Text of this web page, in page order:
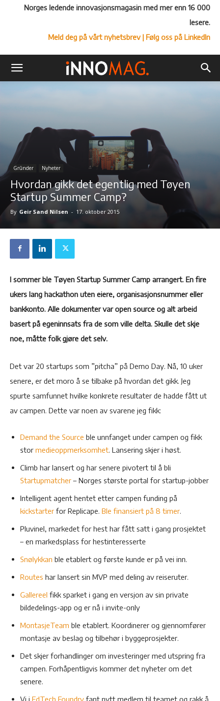
Norges ledende innovasjonsmagasin med mer enn 16 000
lesere.
Meld deg på vårt nyhetsbrev| Følg oss på LinkedIn
Grûnder Nyheter
Hvordan gikk det egentlig med Tøyen
Startup Summer Camp?
By Geir Sand Nilsen - 17. oktober 2015
I sommer ble Tøyen Startup Summer Camp arrangert. En fire
ukers lang hackathon uten eiere, organisasjonsnummer eller
bankkonto. Alle dokumenter var open source og alt arbeid
basert på egeninnsats fra de som ville delta. Skulle det skje
noe, måtte folk gjøre det selv.
Det var 20 startups som ”pitcha” på Demo Day. Nå, 10 uker
senere, er det moro å se tilbake på hvordan det gikk. Jeg
spurte samfunnet hvilke konkrete resultater de hadde fått ut
av campen. Dette var noen av svarene jeg fikk:
Demand the Source ble unnfanget under campen og fikk
stor medieoppmerksomhet. Lansering skjer i høst.
Climb har lansert og har senere pivotert til å bli
Startupmatcher – Norges største portal for startup-jobber
Intelligent agent hentet etter campen funding på
kickstarter for Replicape. Ble finansiert på 8 timer.
Pluvinel, markedet for hest har fått satt i gang prosjektet
– en markedsplass for hestinteresserte
Snølykkan ble etablert og første kunde er på vei inn.
Routes har lansert sin MVP med deling av reiseruter.
Gallereel fikk sparket i gang en versjon av sin private
bildedelings-app og er nå i invite-only
MontasjeTeam ble etablert. Koordinerer og gjennomfører
montasje av beslag og tilbehør i byggeprosjekter.
Det skjer forhandlinger om investeringer med utspring fra
campen. Forhåpentligvis kommer det nyheter om det
senere.
Vi i EdTech Foundry fant nytt medlem til teamet og rakk å